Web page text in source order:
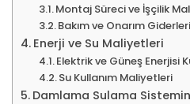
Montaj Süreci ve İşçilik
Bakım ve Onarım Giderleri
Enerji ve Su Maliyetleri
Elektrik ve Güneş Enerjisi
Su Kullanım Maliyetleri
Damlama Sulama